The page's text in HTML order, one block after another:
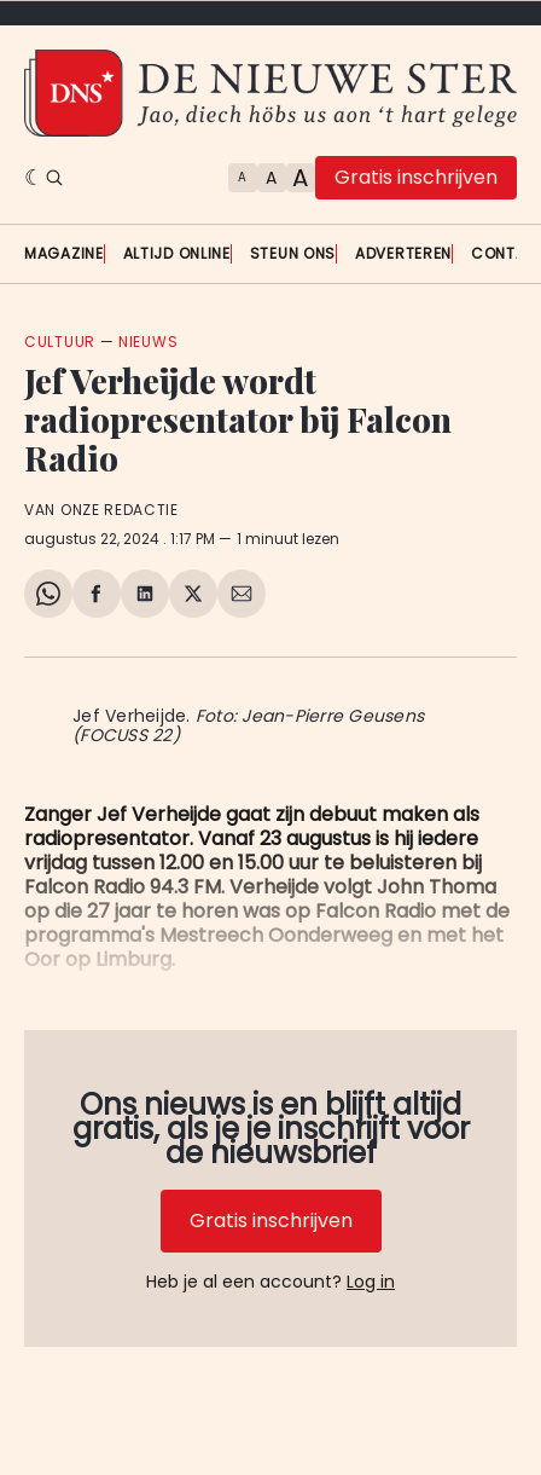
A A A Gratis inschrijven
MAGAZINE ALTIJD ONLINE STEUN ONS ADVERTEREN
CULTUUR —NIEUWS
Jef Verheijde wordt
radiopresentator bij Falcon
Radio
VAN ONZE REDACTIE
augustus 22, 2024 . 1:17 PM 1 minuut lezen
Share
WhatsApp
Delen
Facebook
Delen
LinkedIn
Share
X
Deel
E-
Jef Verheijde. Foto: Jean-Pierre Geusens
(FOCUSS 22)
Zanger Jef Verheijde gaat zijn debuut maken als
radiopresentator. Vanaf 23 augustus is hij iedere
vrijdag tussen 12.00 en 15.00 uur te beluisteren bij
Falcon Radio 94.3 FM. Verheijde volgt John Thoma
op die 27 jaar te horen was op Falcon Radio met de
programma's Mestreech Oonderweeg en met het
Oor op Limburg.
Ons nieuws is en blijft altijd
gratis, als je je inschrijft voor
de nieuwsbrief
Gratis inschrijven
Heb je al een account? Log in